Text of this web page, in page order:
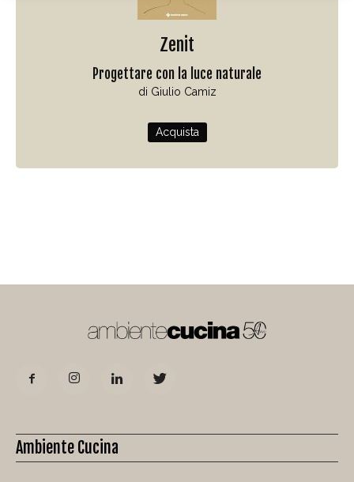
Zenit
Progettare con la luce naturale
di Giulio Camiz
Acquista
Ambiente Cucina